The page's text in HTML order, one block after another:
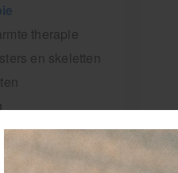
therapie
en skeletten